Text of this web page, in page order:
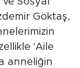
Göktaş,
'Aile
anneliğin